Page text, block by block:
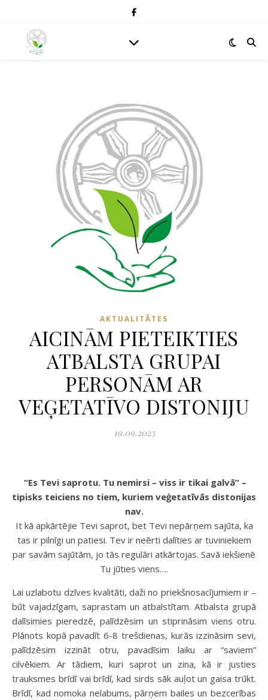
AKTUALITĀTES
AICINĀM PIETEIKTIES
ATBALSTA GRUPAI
PERSONĀM AR
VEĢETATĪVO DISTONIJU
19.09.2023
“Es Tevi saprotu. Tu nemirsi – viss ir tikai galvā” –
tipisks teiciens no tiem, kuriem veģetatīvās distonijas
nav.
It kā apkārtējie Tevi saprot, bet Tevi nepārņem sajūta, ka
tas ir pilnīgi un patiesi. Tev ir neērti dalīties ar tuviniekiem
par savām sajūtām, jo tās regulāri atkārtojas. Savā iekšienē
Tu jūties viens….
Lai uzlabotu dzīves kvalitāti, daži no priekšnosacījumiem ir –
būt vajadzīgam, saprastam un atbalstītam. Atbalsta grupā
dalīsimies pieredzē, palīdzēsim un stiprināsim viens otru.
Plānots kopā pavadīt 6-8 trešdienas, kurās izzināsim sevi,
palīdzēsim izzināt otru, pavadīsim laiku ar “saviem”
cilvēkiem. Ar tādiem, kuri saprot un zina, kā ir justies
trauksmes brīdī vai brīdī, kad sirds sāk auļot un gaisa trūkt.
Brīdī, kad nomoka nelabums, pārņem bailes un bezcerības